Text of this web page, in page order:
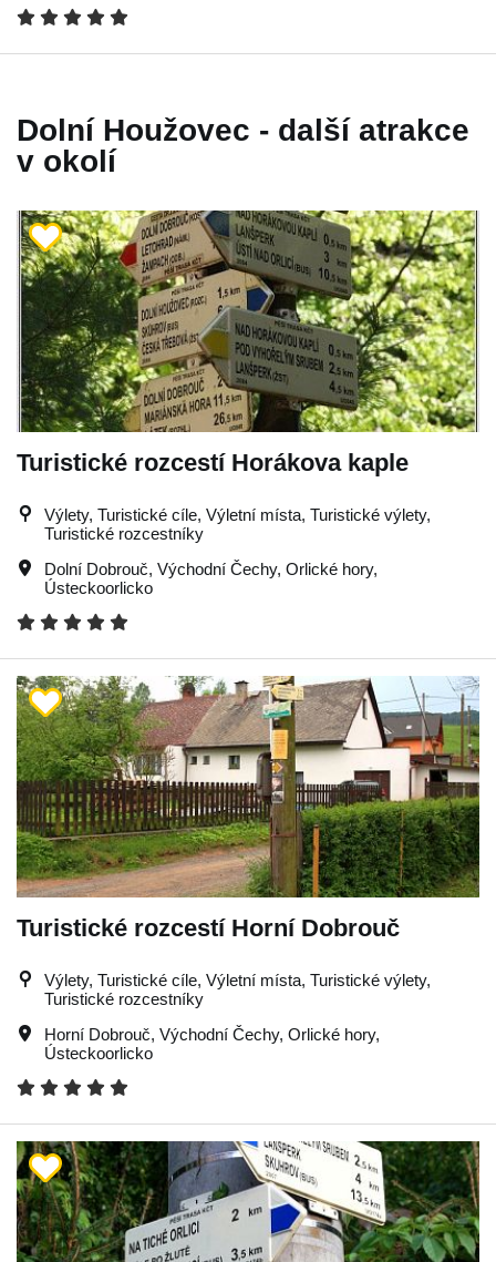
Dolní Houžovec - další atrakce
v okolí
Turistické rozcestí Horákova kaple
Výlety, Turistické cíle, Výletní místa, Turistické výlety,
Turistické rozcestníky
Dolní Dobrouč, Východní Čechy, Orlické hory,
Ústeckoorlicko
Turistické rozcestí Horní Dobrouč
Výlety, Turistické cíle, Výletní místa, Turistické výlety,
Turistické rozcestníky
Horní Dobrouč, Východní Čechy, Orlické hory,
Ústeckoorlicko